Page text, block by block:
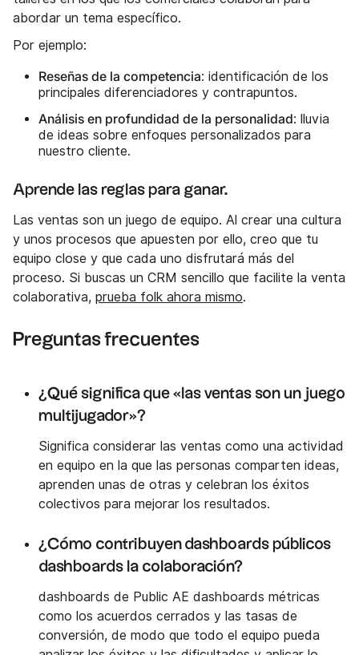
abordar un tema específico.
Por ejemplo:
Reseñas de la competencia: identificación de los
principales diferenciadores y contrapuntos.
Análisis en profundidad de la personalidad: lluvia
de ideas sobre enfoques personalizados para
nuestro cliente.
Aprende las reglas para ganar.
Las ventas son un juego de equipo. Al crear una cultura
y unos procesos que apuesten por ello, creo que tu
equipo close y que cada uno disfrutará más del
proceso. Si buscas un CRM sencillo que facilite la venta
colaborativa, prueba folk ahora mismo.
Preguntas frecuentes
¿Qué significa que «las ventas son un juego
multijugador»?
Significa considerar las ventas como una actividad
en equipo en la que las personas comparten ideas,
aprenden unas de otras y celebran los éxitos
colectivos para mejorar los resultados.
¿Cómo contribuyen dashboards públicos
dashboards la colaboración?
dashboards de Public AE dashboards métricas
como los acuerdos cerrados y las tasas de
conversión, de modo que todo el equipo pueda